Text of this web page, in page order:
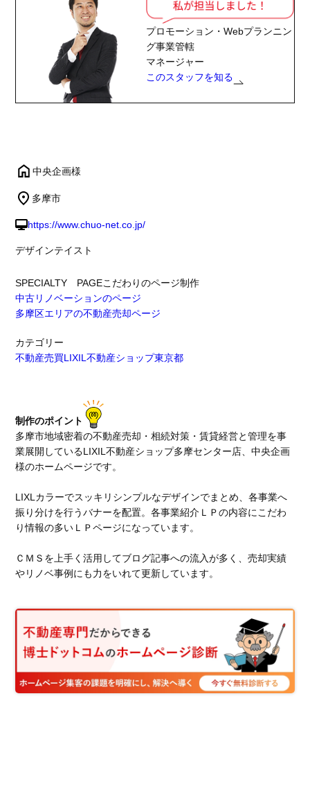
プロモーション・Webプランニン
グ事業管轄
マネージャー
このスタッフを知る
中央企画様
多摩市
https://www.chuo-net.co.jp/
デザインテイスト
SPECIALTY PAGEこだわりのページ制作
中古リノベーションのページ
多摩区エリアの不動産売却ページ
カテゴリー
不動産売買LIXIL不動産ショップ東京都
制作のポイント
多摩市地域密着の不動産売却・相続対策・賃貸経営と管理を事
業展開しているLIXIL不動産ショップ多摩センター店、中央企画
様のホームページです。
LIXLカラーでスッキリシンプルなデザインでまとめ、各事業へ
振り分けを行うバナーを配置。各事業紹介ＬＰの内容にこだわ
り情報の多いＬＰページになっています。
ＣＭＳを上手く活用してブログ記事への流入が多く、売却実績
やリノベ事例にも力をいれて更新しています。